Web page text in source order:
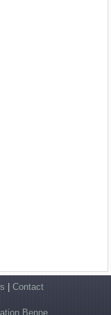
Contact
Benne